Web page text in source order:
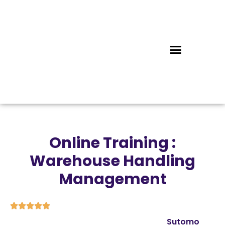
Online Training :
Warehouse Handling
Management

Sutomo